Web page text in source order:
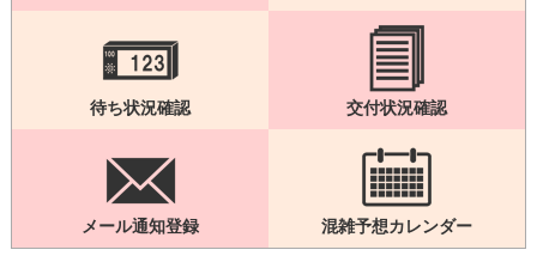
混雑予想カレンダー
待ち状況確認 交付状況確認
メール通知登録 混雑予想カレンダー